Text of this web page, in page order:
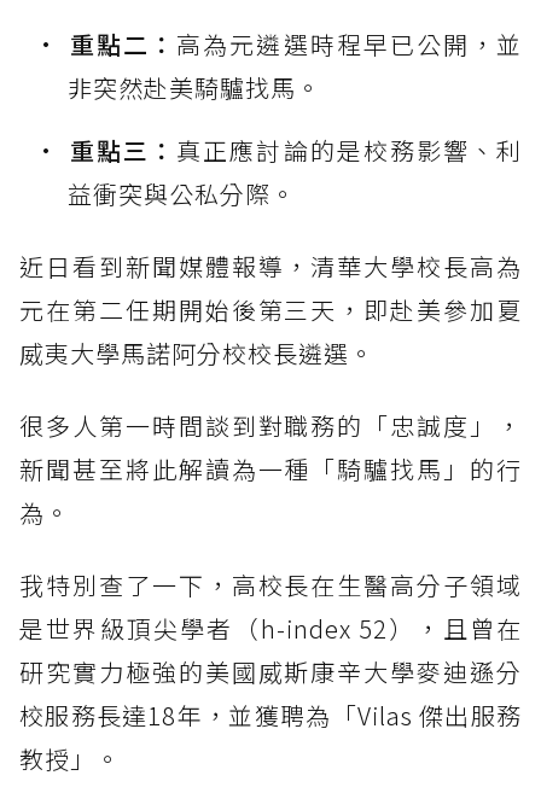
重點二： 高為元遴選時程早已公開，並
非突然赴美騎驢找馬。
重點三： 真正應討論的是校務影響、利
益衝突與公私分際。
近日看到新聞媒體報導，清華大學校長高為
元在第二任期開始後第三天，即赴美參加夏
威夷大學馬諾阿分校校長遴選。
很多人第一時間談到對職務的「忠誠度」，
新聞甚至將此解讀為一種「騎驢找馬」的行
為。
我特別查了一下，高校長在生醫高分子領域
是世界級頂尖學者（h-index 52），且曾在
研究實力極強的美國威斯康辛大學麥迪遜分
校服務長達18年，並獲聘為「Vilas 傑出服務
教授」。